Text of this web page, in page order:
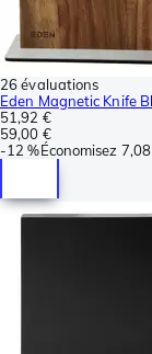
26 évaluations
Eden Magnetic Knife
51,92 €
59,00 €
-12 %Économisez 7,08